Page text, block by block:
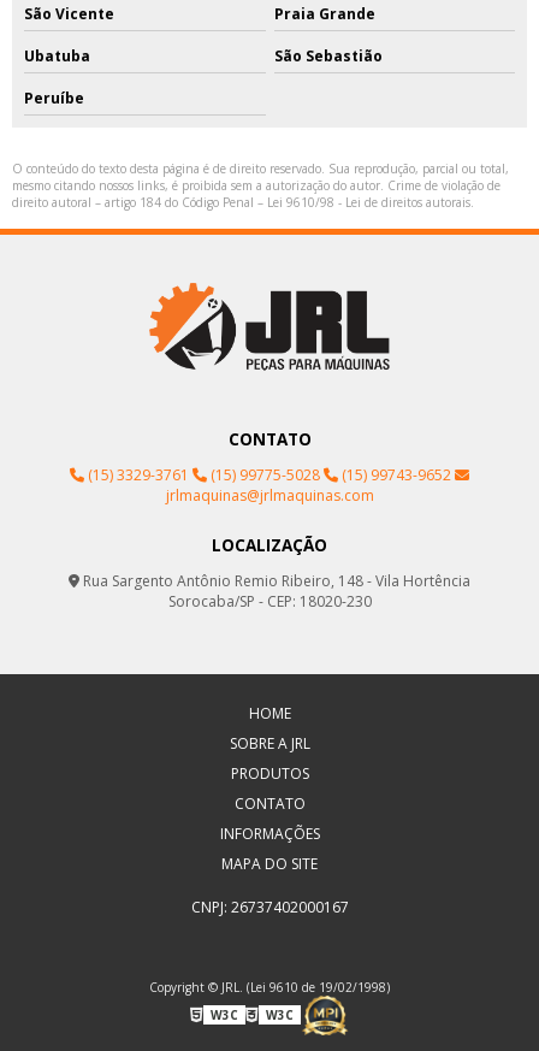
São Vicente Praia Grande
Ubatuba São Sebastião
Peruíbe
O conteúdo do texto desta página é de direito reservado. Sua reprodução, parcial ou total,
mesmo citando nossos links, é proibida sem a autorização do autor. Crime de violação de
direito autoral – artigo 184 do Código Penal – Lei 9610/98 - Lei de direitos autorais.
CONTATO
(15) 3329-3761 (15) 99775-5028
(15) 99743-9652
jrlmaquinas@jrlmaquinas.com
LOCALIZAÇÃO
Rua Sargento Antônio Remio Ribeiro, 148 - Vila Hortência
Sorocaba/SP - CEP: 18020-230
HOME
SOBRE A JRL
PRODUTOS
CONTATO
INFORMAÇÕES
MAPA DO SITE
CNPJ: 26737402000167
Copyright © JRL. (Lei 9610 de 19/02/1998)
W3C
W3C